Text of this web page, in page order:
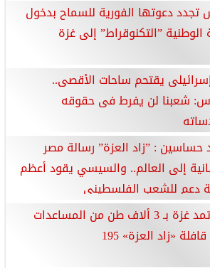
دعوتها الفورية للسماح بدخول
الوطنية ”التكنوقراط” إلى غزة
يقتحم ساحات الأقصى..
شعبنا لن يفرط فى حقوقه
: ”زاد العزة” رسالة مصر
إلى العالم.. والسيسي يقود أعظم
دعم للشعب الفلسطيني
مصر تمد غزة بـ 3 ألاف طن من المساعدات
«زاد العزة» 195